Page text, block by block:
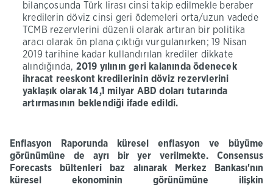
bilançosunda Türk lirası cinsi takip edilmekle beraber
kredilerin döviz cinsi geri ödemeleri orta/uzun vadede
TCMB rezervlerini düzenli olarak artıran bir politika
aracı olarak ön plana çıktığı vurgulanırken; 19 Nisan
2019 tarihine kadar kullandırılan krediler dikkate
alındığında, 2019 yılının geri kalanında ödenecek
ihracat reeskont kredilerinin döviz rezervlerini
yaklaşık olarak 14,1 milyar ABD doları tutarında
artırmasının beklendiği ifade edildi.
Enflasyon Raporunda küresel enflasyon ve büyüme
görünümüne de ayrı bir yer verilmekte. Consensus
Forecasts bültenleri baz alınarak Merkez Bankası'nın
küresel ekonominin görünümüne ilişkin